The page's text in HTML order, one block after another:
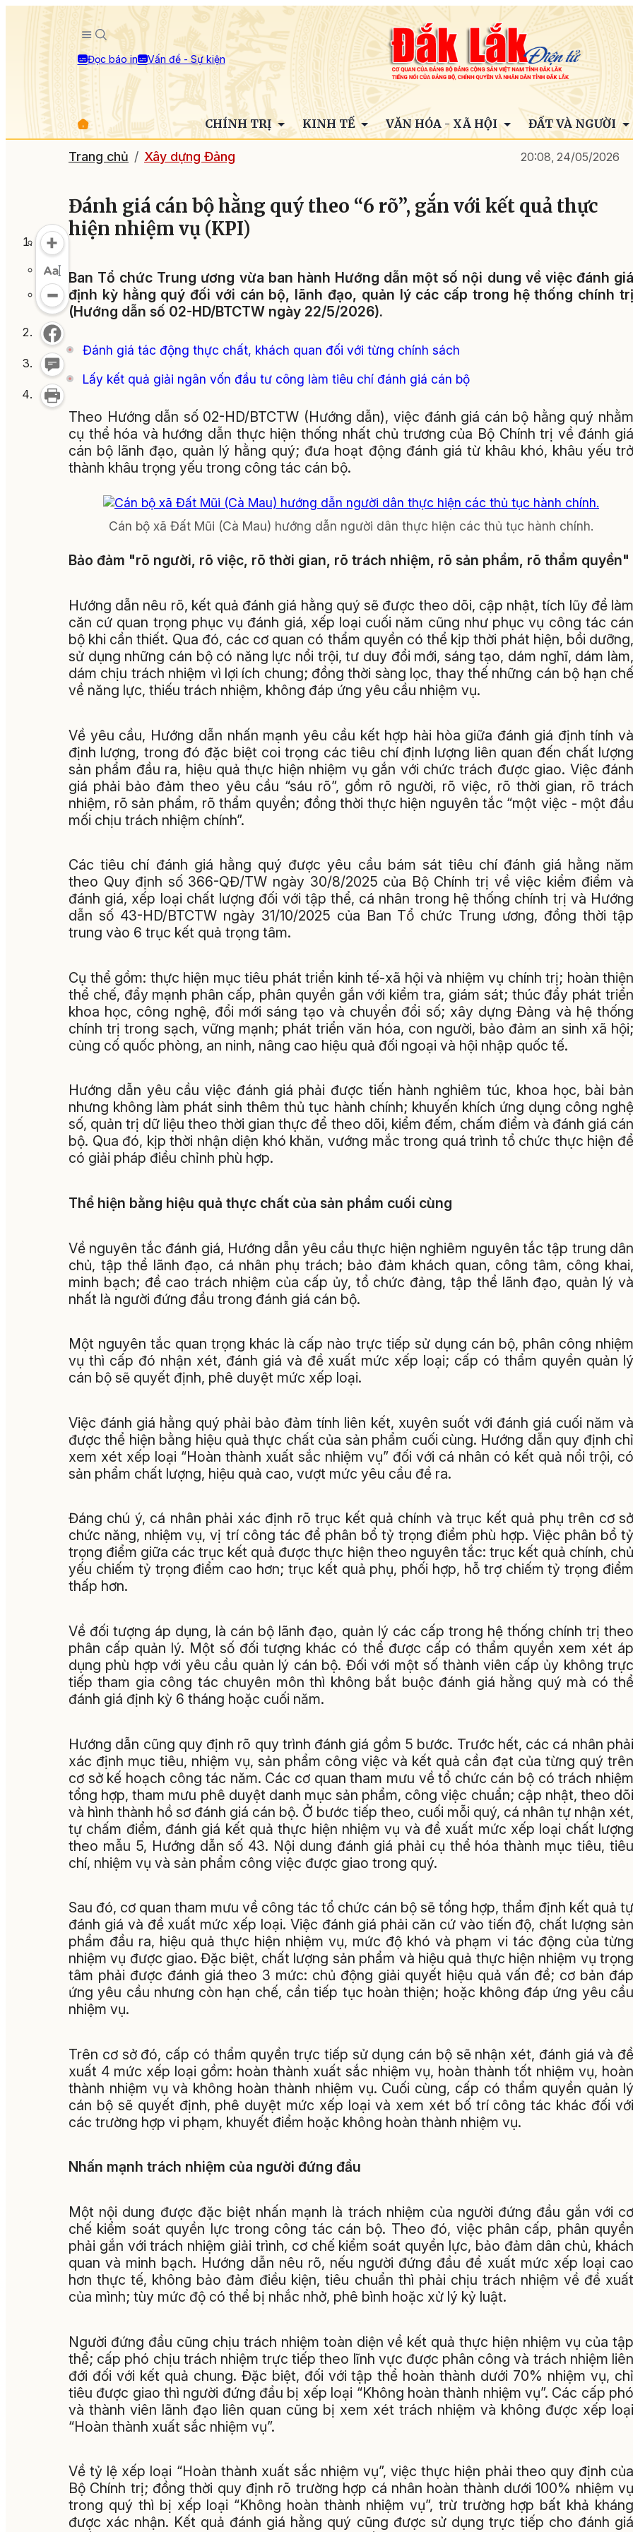
Đọc báo in Vấn đề - Sự kiện
CHÍNH TRỊ KINH TẾ VĂN HÓA - XÃ HỘI ĐẤT VÀ NGƯỜI
Trang chủ Xây dựng Đảng 20:08, 24/05/2026
Đánh giá cán bộ hằng quý theo “6 rõ”, gắn với kết quả thực
hiện nhiệm vụ (KPI)
Ban Tổ chức Trung ương vừa ban hành Hướng dẫn một số nội dung về việc đánh giá
định kỳ hằng quý đối với cán bộ, lãnh đạo, quản lý các cấp trong hệ thống chính trị
(Hướng dẫn số 02-HD/BTCTW ngày 22/5/2026).
Đánh giá tác động thực chất, khách quan đối với từng chính sách
Lấy kết quả giải ngân vốn đầu tư công làm tiêu chí đánh giá cán bộ
Theo Hướng dẫn số 02-HD/BTCTW (Hướng dẫn), việc đánh giá cán bộ hằng quý nhằm
cụ thể hóa và hướng dẫn thực hiện thống nhất chủ trương của Bộ Chính trị về đánh giá
cán bộ lãnh đạo, quản lý hằng quý; đưa hoạt động đánh giá từ khâu khó, khâu yếu trở
thành khâu trọng yếu trong công tác cán bộ.
Cán bộ xã Đất Mũi (Cà Mau) hướng dẫn người dân thực hiện các thủ tục hành chính.
Bảo đảm "rõ người, rõ việc, rõ thời gian, rõ trách nhiệm, rõ sản phẩm, rõ thẩm quyền"
Hướng dẫn nêu rõ, kết quả đánh giá hằng quý sẽ được theo dõi, cập nhật, tích lũy để làm
căn cứ quan trọng phục vụ đánh giá, xếp loại cuối năm cũng như phục vụ công tác cán
bộ khi cần thiết. Qua đó, các cơ quan có thẩm quyền có thể kịp thời phát hiện, bồi dưỡng,
sử dụng những cán bộ có năng lực nổi trội, tư duy đổi mới, sáng tạo, dám nghĩ, dám làm,
dám chịu trách nhiệm vì lợi ích chung; đồng thời sàng lọc, thay thế những cán bộ hạn chế
về năng lực, thiếu trách nhiệm, không đáp ứng yêu cầu nhiệm vụ.
Về yêu cầu, Hướng dẫn nhấn mạnh yêu cầu kết hợp hài hòa giữa đánh giá định tính và
định lượng, trong đó đặc biệt coi trọng các tiêu chí định lượng liên quan đến chất lượng
sản phẩm đầu ra, hiệu quả thực hiện nhiệm vụ gắn với chức trách được giao. Việc đánh
giá phải bảo đảm theo yêu cầu “sáu rõ”, gồm rõ người, rõ việc, rõ thời gian, rõ trách
nhiệm, rõ sản phẩm, rõ thẩm quyền; đồng thời thực hiện nguyên tắc “một việc - một đầu
mối chịu trách nhiệm chính”.
Các tiêu chí đánh giá hằng quý được yêu cầu bám sát tiêu chí đánh giá hằng năm
theo Quy định số 366-QĐ/TW ngày 30/8/2025 của Bộ Chính trị về việc kiểm điểm và
đánh giá, xếp loại chất lượng đối với tập thể, cá nhân trong hệ thống chính trị và Hướng
dẫn số 43-HD/BTCTW ngày 31/10/2025 của Ban Tổ chức Trung ương, đồng thời tập
trung vào 6 trục kết quả trọng tâm.
Cụ thể gồm: thực hiện mục tiêu phát triển kinh tế-xã hội và nhiệm vụ chính trị; hoàn thiện
thể chế, đẩy mạnh phân cấp, phân quyền gắn với kiểm tra, giám sát; thúc đẩy phát triển
khoa học, công nghệ, đổi mới sáng tạo và chuyển đổi số; xây dựng Đảng và hệ thống
chính trị trong sạch, vững mạnh; phát triển văn hóa, con người, bảo đảm an sinh xã hội;
củng cố quốc phòng, an ninh, nâng cao hiệu quả đối ngoại và hội nhập quốc tế.
Hướng dẫn yêu cầu việc đánh giá phải được tiến hành nghiêm túc, khoa học, bài bản
nhưng không làm phát sinh thêm thủ tục hành chính; khuyến khích ứng dụng công nghệ
số, quản trị dữ liệu theo thời gian thực để theo dõi, kiểm đếm, chấm điểm và đánh giá cán
bộ. Qua đó, kịp thời nhận diện khó khăn, vướng mắc trong quá trình tổ chức thực hiện để
có giải pháp điều chỉnh phù hợp.
Thể hiện bằng hiệu quả thực chất của sản phẩm cuối cùng
Về nguyên tắc đánh giá, Hướng dẫn yêu cầu thực hiện nghiêm nguyên tắc tập trung dân
chủ, tập thể lãnh đạo, cá nhân phụ trách; bảo đảm khách quan, công tâm, công khai,
minh bạch; đề cao trách nhiệm của cấp ủy, tổ chức đảng, tập thể lãnh đạo, quản lý và
nhất là người đứng đầu trong đánh giá cán bộ.
Một nguyên tắc quan trọng khác là cấp nào trực tiếp sử dụng cán bộ, phân công nhiệm
vụ thì cấp đó nhận xét, đánh giá và đề xuất mức xếp loại; cấp có thẩm quyền quản lý
cán bộ sẽ quyết định, phê duyệt mức xếp loại.
Việc đánh giá hằng quý phải bảo đảm tính liên kết, xuyên suốt với đánh giá cuối năm và
được thể hiện bằng hiệu quả thực chất của sản phẩm cuối cùng. Hướng dẫn quy định chỉ
xem xét xếp loại “Hoàn thành xuất sắc nhiệm vụ” đối với cá nhân có kết quả nổi trội, có
sản phẩm chất lượng, hiệu quả cao, vượt mức yêu cầu đề ra.
Đáng chú ý, cá nhân phải xác định rõ trục kết quả chính và trục kết quả phụ trên cơ sở
chức năng, nhiệm vụ, vị trí công tác để phân bổ tỷ trọng điểm phù hợp. Việc phân bổ tỷ
trọng điểm giữa các trục kết quả được thực hiện theo nguyên tắc: trục kết quả chính, chủ
yếu chiếm tỷ trọng điểm cao hơn; trục kết quả phụ, phối hợp, hỗ trợ chiếm tỷ trọng điểm
thấp hơn.
Về đối tượng áp dụng, là cán bộ lãnh đạo, quản lý các cấp trong hệ thống chính trị theo
phân cấp quản lý. Một số đối tượng khác có thể được cấp có thẩm quyền xem xét áp
dụng phù hợp với yêu cầu quản lý cán bộ. Đối với một số thành viên cấp ủy không trực
tiếp tham gia công tác chuyên môn thì không bắt buộc đánh giá hằng quý mà có thể
đánh giá định kỳ 6 tháng hoặc cuối năm.
Hướng dẫn cũng quy định rõ quy trình đánh giá gồm 5 bước. Trước hết, các cá nhân phải
xác định mục tiêu, nhiệm vụ, sản phẩm công việc và kết quả cần đạt của từng quý trên
cơ sở kế hoạch công tác năm. Các cơ quan tham mưu về tổ chức cán bộ có trách nhiệm
tổng hợp, tham mưu phê duyệt danh mục sản phẩm, công việc chuẩn; cập nhật, theo dõi
và hình thành hồ sơ đánh giá cán bộ. Ở bước tiếp theo, cuối mỗi quý, cá nhân tự nhận xét,
tự chấm điểm, đánh giá kết quả thực hiện nhiệm vụ và đề xuất mức xếp loại chất lượng
theo mẫu 5, Hướng dẫn số 43. Nội dung đánh giá phải cụ thể hóa thành mục tiêu, tiêu
chí, nhiệm vụ và sản phẩm công việc được giao trong quý.
Sau đó, cơ quan tham mưu về công tác tổ chức cán bộ sẽ tổng hợp, thẩm định kết quả tự
đánh giá và đề xuất mức xếp loại. Việc đánh giá phải căn cứ vào tiến độ, chất lượng sản
phẩm đầu ra, hiệu quả thực hiện nhiệm vụ, mức độ khó và phạm vi tác động của từng
nhiệm vụ được giao. Đặc biệt, chất lượng sản phẩm và hiệu quả thực hiện nhiệm vụ trọng
tâm phải được đánh giá theo 3 mức: chủ động giải quyết hiệu quả vấn đề; cơ bản đáp
ứng yêu cầu nhưng còn hạn chế, cần tiếp tục hoàn thiện; hoặc không đáp ứng yêu cầu
nhiệm vụ.
Trên cơ sở đó, cấp có thẩm quyền trực tiếp sử dụng cán bộ sẽ nhận xét, đánh giá và đề
xuất 4 mức xếp loại gồm: hoàn thành xuất sắc nhiệm vụ, hoàn thành tốt nhiệm vụ, hoàn
thành nhiệm vụ và không hoàn thành nhiệm vụ. Cuối cùng, cấp có thẩm quyền quản lý
cán bộ sẽ quyết định, phê duyệt mức xếp loại và xem xét bố trí công tác khác đối với
các trường hợp vi phạm, khuyết điểm hoặc không hoàn thành nhiệm vụ.
Nhấn mạnh trách nhiệm của người đứng đầu
Một nội dung được đặc biệt nhấn mạnh là trách nhiệm của người đứng đầu gắn với cơ
chế kiểm soát quyền lực trong công tác cán bộ. Theo đó, việc phân cấp, phân quyền
phải gắn với trách nhiệm giải trình, cơ chế kiểm soát quyền lực, bảo đảm dân chủ, khách
quan và minh bạch. Hướng dẫn nêu rõ, nếu người đứng đầu đề xuất mức xếp loại cao
hơn thực tế, không bảo đảm điều kiện, tiêu chuẩn thì phải chịu trách nhiệm về đề xuất
của mình; tùy mức độ có thể bị nhắc nhở, phê bình hoặc xử lý kỷ luật.
Người đứng đầu cũng chịu trách nhiệm toàn diện về kết quả thực hiện nhiệm vụ của tập
thể; cấp phó chịu trách nhiệm trực tiếp theo lĩnh vực được phân công và trách nhiệm liên
đới đối với kết quả chung. Đặc biệt, đối với tập thể hoàn thành dưới 70% nhiệm vụ, chỉ
tiêu được giao thì người đứng đầu bị xếp loại “Không hoàn thành nhiệm vụ”. Các cấp phó
và thành viên lãnh đạo liên quan cũng bị xem xét trách nhiệm và không được xếp loại
“Hoàn thành xuất sắc nhiệm vụ”.
Về tỷ lệ xếp loại “Hoàn thành xuất sắc nhiệm vụ”, việc thực hiện phải theo quy định của
Bộ Chính trị; đồng thời quy định rõ trường hợp cá nhân hoàn thành dưới 100% nhiệm vụ
trong quý thì bị xếp loại “Không hoàn thành nhiệm vụ”, trừ trường hợp bất khả kháng
được xác nhận. Kết quả đánh giá hằng quý cũng được sử dụng trực tiếp cho đánh giá